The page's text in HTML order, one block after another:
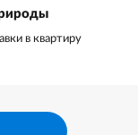
в квартиру